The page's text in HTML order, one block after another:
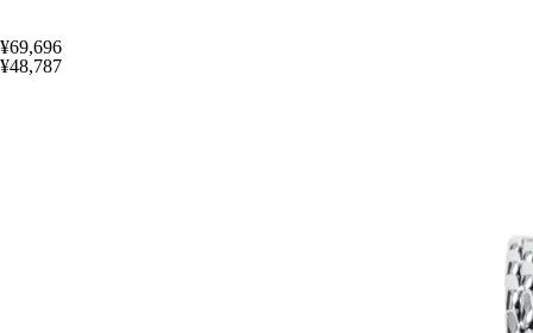
¥69,696
¥48,787